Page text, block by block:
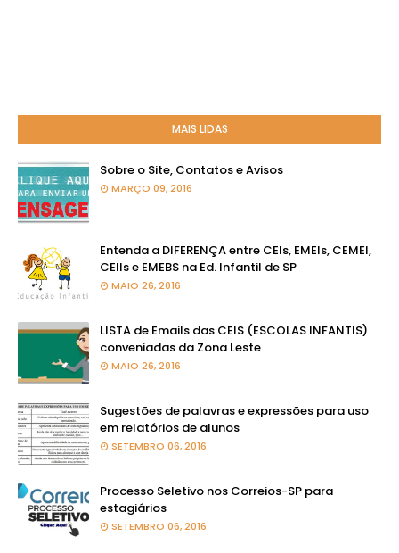
MAIS LIDAS
Sobre o Site, Contatos e Avisos
MARÇO 09, 2016
Entenda a DIFERENÇA entre CEIs, EMEIs, CEMEI,
CEIIs e EMEBS na Ed. Infantil de SP
MAIO 26, 2016
LISTA de Emails das CEIS (ESCOLAS INFANTIS)
conveniadas da Zona Leste
MAIO 26, 2016
Sugestões de palavras e expressões para uso
em relatórios de alunos
SETEMBRO 06, 2016
Processo Seletivo nos Correios-SP para
estagiários
SETEMBRO 06, 2016